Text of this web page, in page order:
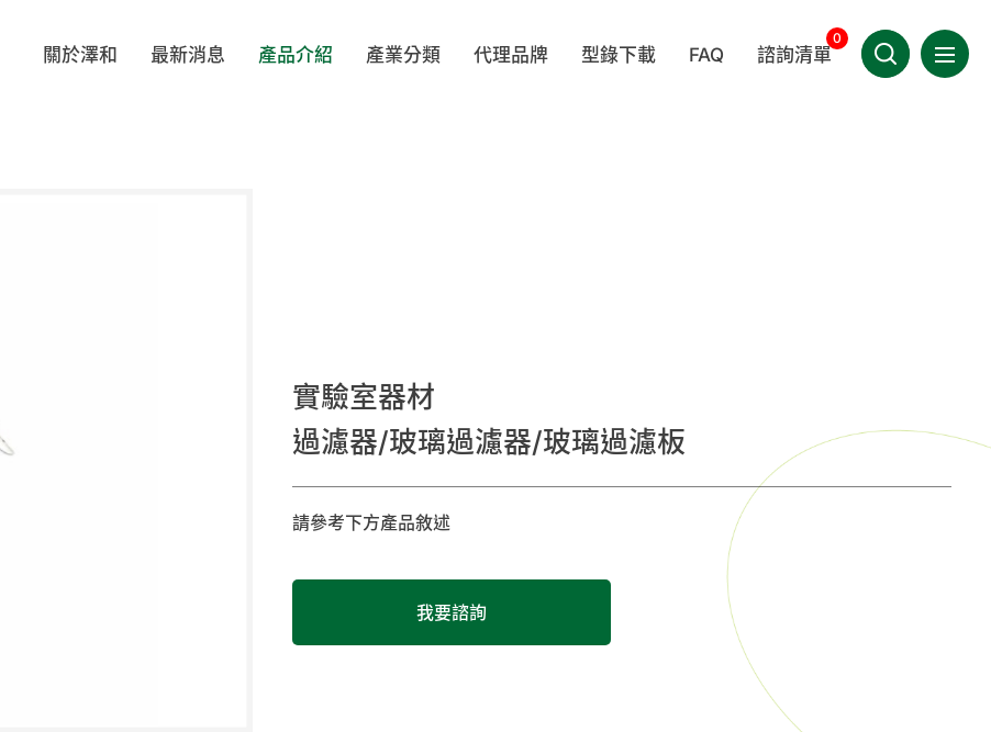
選單導
關於澤和 最新消息 產品介紹
/擦拭棒 無塵室/防靜電文具
產業分類 代理品牌 型錄下載 FAQ 諮詢清單
0
實驗室器材
過濾器/玻璃過濾器/玻璃過濾板
請參考下方產品敘述
我要諮詢